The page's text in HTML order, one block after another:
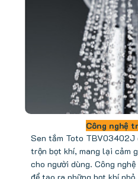
Công nghệ
Sen tắm Toto TBV03402J
trộn bọt khí, mang lại cảm
cho người dùng. Công